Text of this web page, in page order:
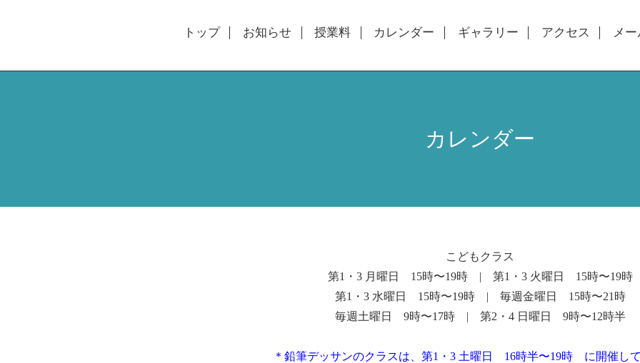
トップ お知らせ 授業料 カレンダー ギャラリー アクセス メ
カレンダー
こどもクラス
第1・3 月曜日 15時〜19時 | 第1・3 火曜日 15時〜19時
第1・3 水曜日 15時〜19時 | 毎週金曜日 15時〜21時
毎週土曜日 9時〜17時 | 第2・4 日曜日 9時〜12時半
＊鉛筆デッサンのクラスは、第1・3 土曜日 16時半〜19時 に開催し